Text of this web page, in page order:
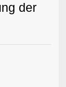
der